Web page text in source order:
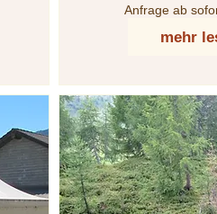
Anfrage ab
mehr